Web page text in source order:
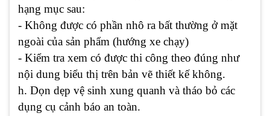
hạng mục sau:
- Không được có phần nhô ra bất thường ở mặt
ngoài của sản phẩm (hướng xe chạy)
- Kiểm tra xem có được thi công theo đúng như
nội dung biểu thị trên bản vẽ thiết kế không.
h. Dọn dẹp vệ sinh xung quanh và tháo bỏ các
dụng cụ cảnh báo an toàn.